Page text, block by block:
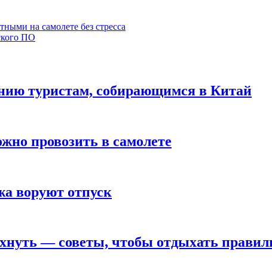
на самолете без стресса
ПО
туристам, собирающимся в Китай
провозить в самолете
воруют отпуск
— советы, чтобы отдыхать